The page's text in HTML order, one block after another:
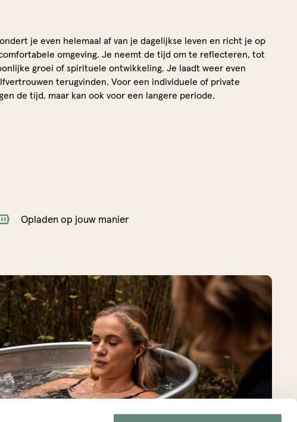
je even helemaal af van je dagelijkse leven en richt je op
omgeving. Je neemt de tijd om te reflecteren, tot
groei of spirituele ontwikkeling. Je laadt weer even
terugvinden. Voor een individuele of private
de tijd, maar kan ook voor een langere periode.
Opladen op jouw manier